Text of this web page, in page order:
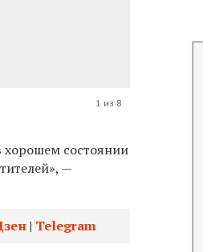
1 из 8
состоянии
—
| Telegram